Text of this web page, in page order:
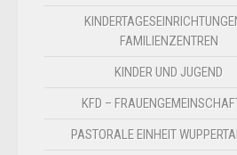
FAMILIENZENTREN
KINDER UND JUGEND
KFD –
PASTORALE EINHEIT